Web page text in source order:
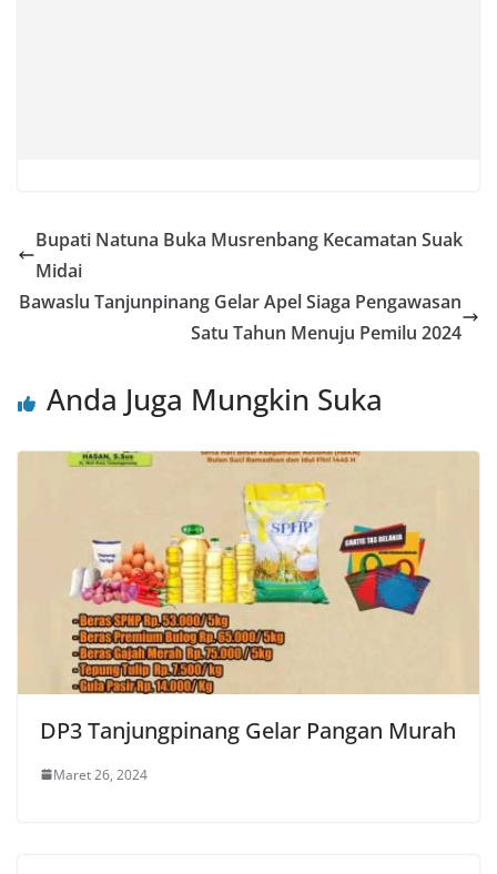
Bupati Natuna Buka Musrenbang Kecamatan Suak
Midai
Bawaslu Tanjunpinang Gelar Apel Siaga Pengawasan
Satu Tahun Menuju Pemilu 2024
Anda Juga Mungkin Suka
DP3 Tanjungpinang Gelar Pangan Murah
Maret 26, 2024